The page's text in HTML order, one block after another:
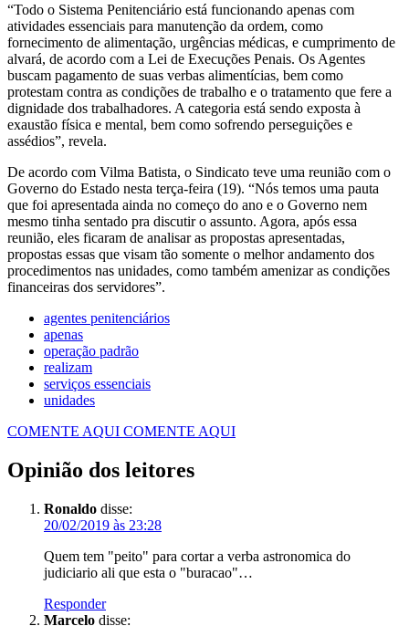
“Todo o Sistema Penitenciário está funcionando apenas com
atividades essenciais para manutenção da ordem, como
fornecimento de alimentação, urgências médicas, e cumprimento de
alvará, de acordo com a Lei de Execuções Penais. Os Agentes
buscam pagamento de suas verbas alimentícias, bem como
protestam contra as condições de trabalho e o tratamento que fere a
dignidade dos trabalhadores. A categoria está sendo exposta à
exaustão física e mental, bem como sofrendo perseguições e
assédios”, revela.
De acordo com Vilma Batista, o Sindicato teve uma reunião com o
Governo do Estado nesta terça-feira (19). “Nós temos uma pauta
que foi apresentada ainda no começo do ano e o Governo nem
mesmo tinha sentado pra discutir o assunto. Agora, após essa
reunião, eles ficaram de analisar as propostas apresentadas,
propostas essas que visam tão somente o melhor andamento dos
procedimentos nas unidades, como também amenizar as condições
financeiras dos servidores”.
agentes penitenciários
apenas
operação padrão
realizam
serviços essenciais
unidades
COMENTE AQUI COMENTE AQUI
Opinião dos leitores
Ronaldo disse:
20/02/2019 às 23:28
Quem tem "peito" para cortar a verba astronomica do
judiciario ali que esta o "buracao"…
Responder
Marcelo disse: